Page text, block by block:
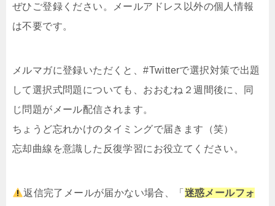
ぜひご登録ください。メールアドレス以外の個人情報
は不要です。
メルマガに登録いただくと、#Twitterで選択対策で出題
して選択式問題についても、おおむね２週間後に、同
じ問題がメール配信されます。
ちょうど忘れかけのタイミングで届きます（笑）
忘却曲線を意識した反復学習にお役立てください。
返信完了メールが届かない場合、「 迷惑メールフォ